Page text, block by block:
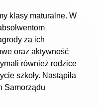
klasy maturalne. W
za ich
oraz aktywność
również rodzice
szkoły. Nastąpiła
Samorządu